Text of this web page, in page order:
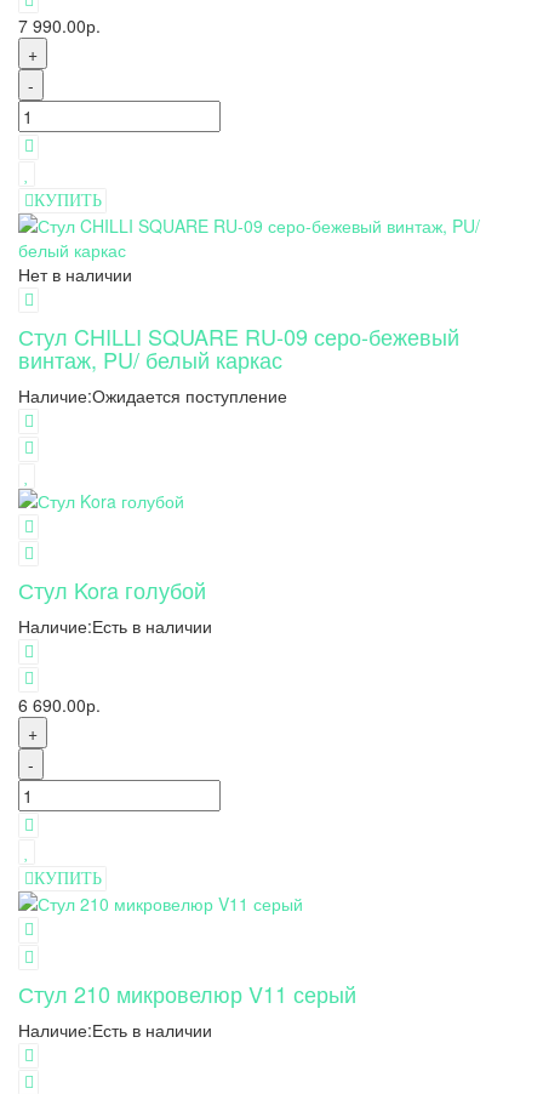
7 990.00р.
+
-
КУПИТЬ
Нет в наличии
Стул CHILLI SQUARE RU-09 серо-бежевый
винтаж, PU/ белый каркас
Наличие:Ожидается поступление
Стул Kora голубой
Наличие:Есть в наличии
6 690.00р.
+
-
КУПИТЬ
Стул 210 микровелюр V11 серый
Наличие:Есть в наличии